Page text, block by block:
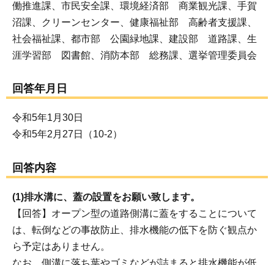
働推進課、市民安全課、環境経済部 商業観光課、手賀
沼課、クリーンセンター、健康福祉部 高齢者支援課、
社会福祉課、都市部 公園緑地課、建設部 道路課、生
涯学習部 図書館、消防本部 総務課、選挙管理委員会
回答年月日
令和5年1月30日
令和5年2月27日（10-2）
回答内容
(1)排水溝に、蓋の設置をお願い致します。
【回答】オープン型の道路側溝に蓋をすることについて
は、転倒などの事故防止、排水機能の低下を防ぐ観点か
ら予定はありません。
なお、側溝に落ち葉やゴミなどが詰まると排水機能が低